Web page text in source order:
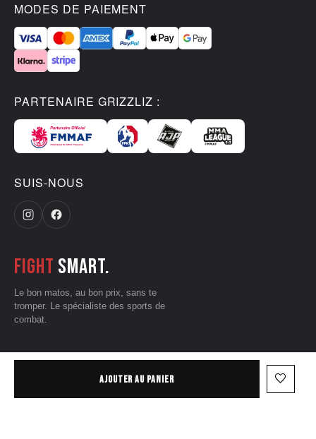
AJOUTER AU PANIER favorite_border
MODES DE PAIEMENT
PARTENAIRE GRIZZLIZ :
SUIS-NOUS
Fight smart.
Le bon matos, au bon prix, sans te
tromper. Le spécialiste des sports de
combat.
Mentions légales•Données personnelles
Conditions d'utilisation